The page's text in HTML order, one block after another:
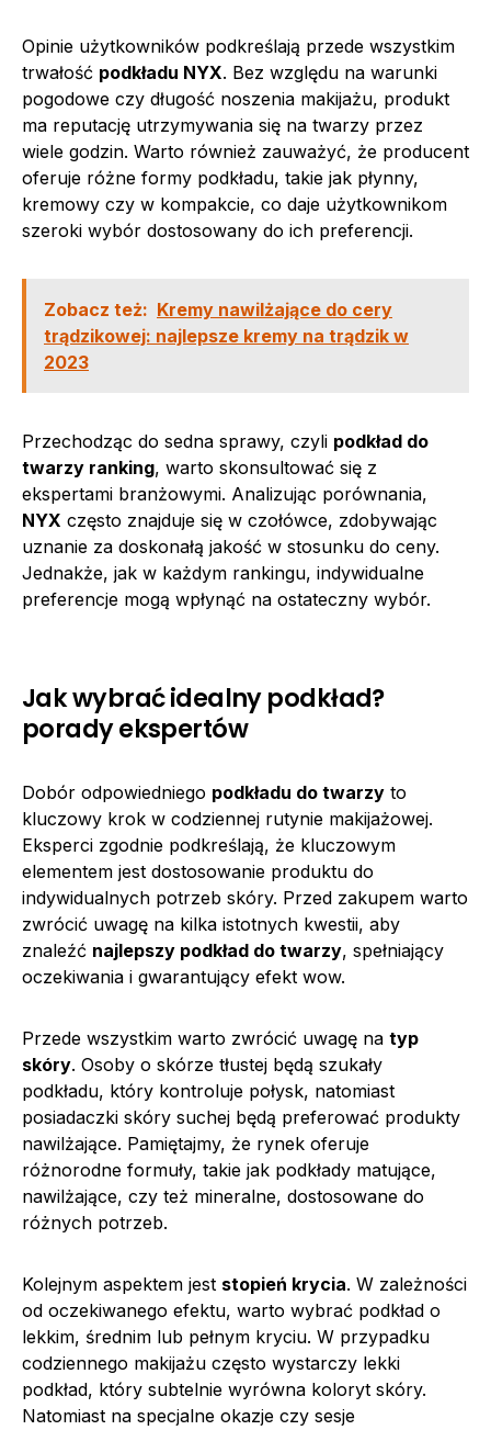
Opinie użytkowników podkreślają przede wszystkim
trwałość podkładu NYX. Bez względu na warunki
pogodowe czy długość noszenia makijażu, produkt
ma reputację utrzymywania się na twarzy przez
wiele godzin. Warto również zauważyć, że producent
oferuje różne formy podkładu, takie jak płynny,
kremowy czy w kompakcie, co daje użytkownikom
szeroki wybór dostosowany do ich preferencji.
Zobacz też: Kremy nawilżające do cery
trądzikowej: najlepsze kremy na trądzik w
2023
Przechodząc do sedna sprawy, czyli podkład do
twarzy ranking, warto skonsultować się z
ekspertami branżowymi. Analizując porównania,
NYX często znajduje się w czołówce, zdobywając
uznanie za doskonałą jakość w stosunku do ceny.
Jednakże, jak w każdym rankingu, indywidualne
preferencje mogą wpłynąć na ostateczny wybór.
Jak wybrać idealny podkład?
porady ekspertów
Dobór odpowiedniego podkładu do twarzy to
kluczowy krok w codziennej rutynie makijażowej.
Eksperci zgodnie podkreślają, że kluczowym
elementem jest dostosowanie produktu do
indywidualnych potrzeb skóry. Przed zakupem warto
zwrócić uwagę na kilka istotnych kwestii, aby
znaleźć najlepszy podkład do twarzy, spełniający
oczekiwania i gwarantujący efekt wow.
Przede wszystkim warto zwrócić uwagę na typ
skóry. Osoby o skórze tłustej będą szukały
podkładu, który kontroluje połysk, natomiast
posiadaczki skóry suchej będą preferować produkty
nawilżające. Pamiętajmy, że rynek oferuje
różnorodne formuły, takie jak podkłady matujące,
nawilżające, czy też mineralne, dostosowane do
różnych potrzeb.
Kolejnym aspektem jest stopień krycia. W zależności
od oczekiwanego efektu, warto wybrać podkład o
lekkim, średnim lub pełnym kryciu. W przypadku
codziennego makijażu często wystarczy lekki
podkład, który subtelnie wyrówna koloryt skóry.
Natomiast na specjalne okazje czy sesje